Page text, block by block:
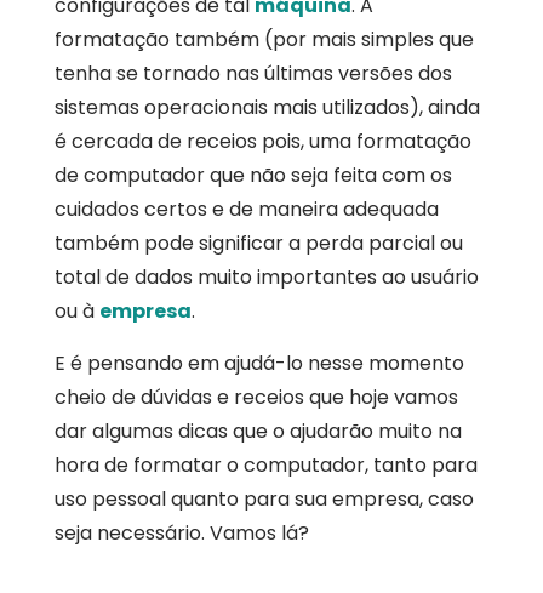
formatação também (por mais simples que
tenha se tornado nas últimas versões dos
sistemas operacionais mais utilizados), ainda
é cercada de receios pois, uma formatação
de computador que não seja feita com os
cuidados certos e de maneira adequada
também pode significar a perda parcial ou
total de dados muito importantes ao usuário
ou à empresa.
E é pensando em ajudá-lo nesse momento
cheio de dúvidas e receios que hoje vamos
dar algumas dicas que o ajudarão muito na
hora de formatar o computador, tanto para
uso pessoal quanto para sua empresa, caso
seja necessário. Vamos lá?